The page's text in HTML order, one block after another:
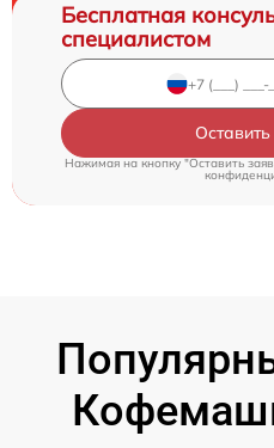
Бесплатная
специалистом
Нажимая на кнопку "Оставить